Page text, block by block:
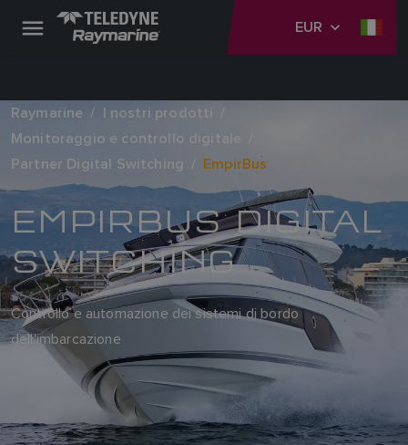
EUR
Raymarine
I nostri prodotti
Monitoraggio e controllo digitale
Partner Digital Switching
EmpirBus
EMPIRBUS DIGITAL
SWITCHING
Controllo e automazione dei sistemi di bordo
dell'imbarcazione